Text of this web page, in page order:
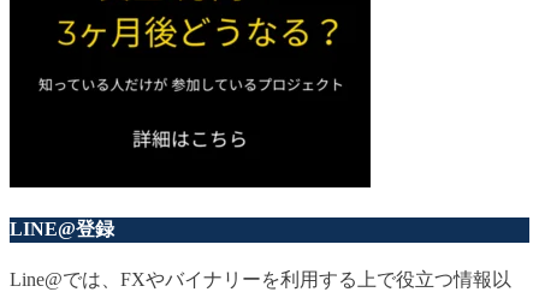
LINE@登録
Line@では、FXやバイナリーを利用する上で役立つ情報以